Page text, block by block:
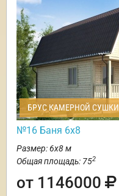
БРУС КАМЕРНОЙ СУШКИ
№16 Баня 6х8
Размер: 6х8 м
Общая площадь: 752
от 1146000